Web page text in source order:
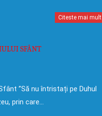
Citeste mai mult
SFÂNT
”Să nu întristați pe Duhul
prin care…